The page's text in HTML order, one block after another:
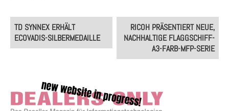
Post
navigation
TD SYNNEX ERHÄLT
ECOVADIS-SILBERMEDAILLE
RICOH PRÄSENTIERT NEUE,
NACHHALTIGE FLAGGSCHIFF-
A3-FARB-MFP-SERIE